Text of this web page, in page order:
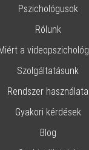
Pszichológusok
Rólunk
a
Szolgáltatásunk
Rendszer használata
Gyakori kérdések
Blog